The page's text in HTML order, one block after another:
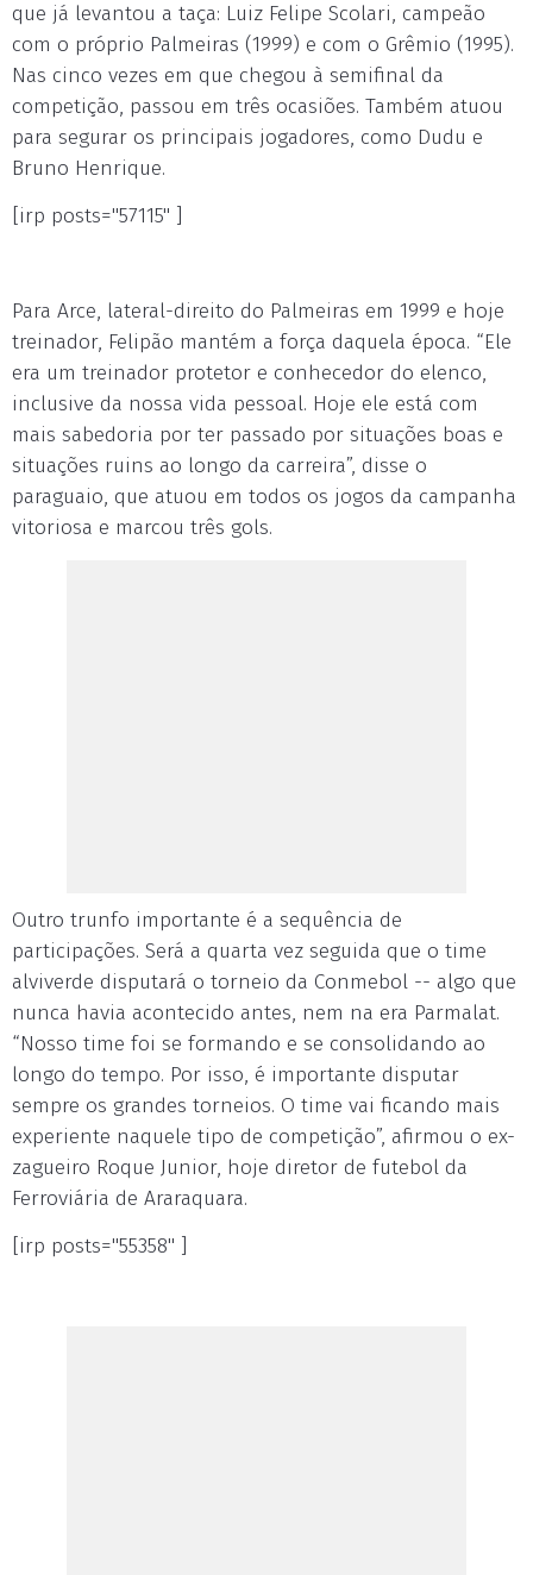
que já levantou a taça: Luiz Felipe Scolari, campeão
com o próprio Palmeiras (1999) e com o Grêmio (1995).
Nas cinco vezes em que chegou à semifinal da
competição, passou em três ocasiões. Também atuou
para segurar os principais jogadores, como Dudu e
Bruno Henrique.
[irp posts="57115" ]
Para Arce, lateral-direito do Palmeiras em 1999 e hoje
treinador, Felipão mantém a força daquela época. “Ele
era um treinador protetor e conhecedor do elenco,
inclusive da nossa vida pessoal. Hoje ele está com
mais sabedoria por ter passado por situações boas e
situações ruins ao longo da carreira”, disse o
paraguaio, que atuou em todos os jogos da campanha
vitoriosa e marcou três gols.
Outro trunfo importante é a sequência de
participações. Será a quarta vez seguida que o time
alviverde disputará o torneio da Conmebol -- algo que
nunca havia acontecido antes, nem na era Parmalat.
“Nosso time foi se formando e se consolidando ao
longo do tempo. Por isso, é importante disputar
sempre os grandes torneios. O time vai ficando mais
experiente naquele tipo de competição”, afirmou o ex-
zagueiro Roque Junior, hoje diretor de futebol da
Ferroviária de Araraquara.
[irp posts="55358" ]